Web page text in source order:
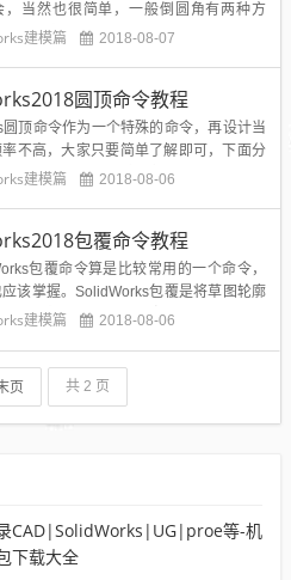
，当然也很简单，一般倒圆角有两种方
草图中用倒圆角功能，另外一种就是今
零件中圆角...
建模篇 2018-08-07
圆顶命令教程
顶命令作为一个特殊的命令，再设计当
不高，大家只要简单了解即可，下面分
圆顶的命令操作教程：圆顶是
在菜单栏执行插入-特...
建模篇 2018-08-06
包覆命令教程
包覆命令算是比较常用的一个命令，
该掌握。SolidWorks包覆是将草图轮廓
包覆特征会将草图包裹到平面或非平面
...
建模篇 2018-08-06
页 共 2 页
CAD|SolidWorks|UG|proe等-机
下载大全